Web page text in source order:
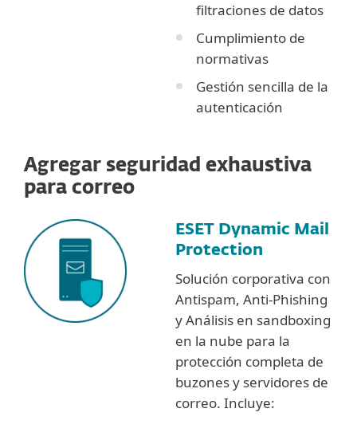
filtraciones de datos
Cumplimiento de
normativas
Gestión sencilla de la
autenticación
Agregar seguridad exhaustiva
para correo
ESET Dynamic Mail
Protection
Solución corporativa con
Antispam, Anti-Phishing
y Análisis en sandboxing
en la nube para la
protección completa de
buzones y servidores de
correo. Incluye: